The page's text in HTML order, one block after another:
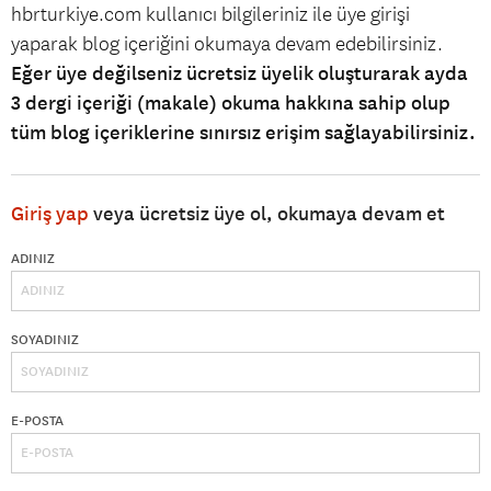
hbrturkiye.com kullanıcı bilgileriniz ile üye girişi
yaparak blog içeriğini okumaya devam edebilirsiniz.
Eğer üye değilseniz ücretsiz üyelik oluşturarak ayda
3 dergi içeriği (makale) okuma hakkına sahip olup
tüm blog içeriklerine sınırsız erişim sağlayabilirsiniz.
Giriş yap veya ücretsiz üye ol, okumaya devam et
ADINIZ
SOYADINIZ
E-POSTA